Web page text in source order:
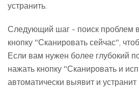
устранить.
Следующий шаг - поиск проблем
кнопку "Сканировать сейчас",
Если вам нужен более глубокий
нажать кнопку "Сканировать и
автоматически выявит и